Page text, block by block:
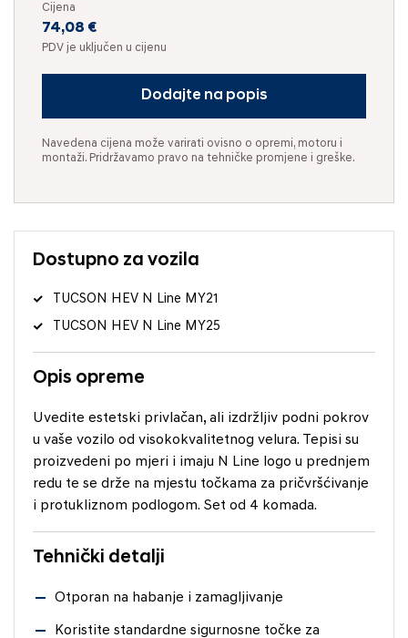
Cijena
74,08 €
PDV je uključen u cijenu
Dodajte na popis
Navedena cijena može varirati ovisno o opremi, motoru i
montaži. Pridržavamo pravo na tehničke promjene i greške.
Dostupno za vozila
TUCSON HEV N Line MY21
TUCSON HEV N Line MY25
Opis opreme
Uvedite estetski privlačan, ali izdržljiv podni pokrov
u vaše vozilo od visokokvalitetnog velura. Tepisi su
proizvedeni po mjeri i imaju N Line logo u prednjem
redu te se drže na mjestu točkama za pričvršćivanje
i protukliznom podlogom. Set od 4 komada.
Tehnički detalji
Otporan na habanje i zamagljivanje
Koristite standardne sigurnosne točke za